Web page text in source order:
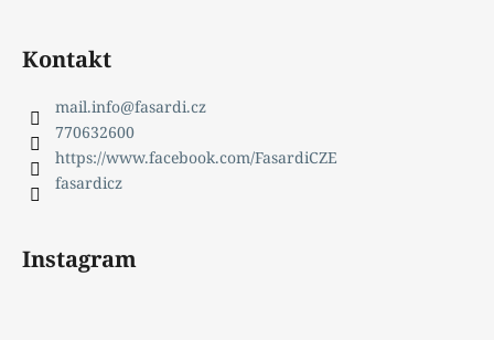
Kontakt
mail.info@fasardi.cz
770632600
https://www.facebook.com/FasardiCZE
fasardicz
Instagram